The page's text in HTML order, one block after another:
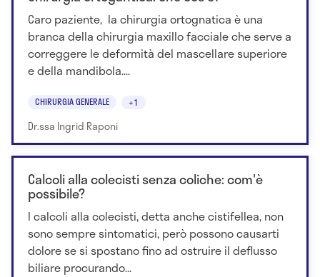
Caro paziente, la chirurgia ortognatica è una
branca della chirurgia maxillo facciale che serve a
correggere le deformità del mascellare superiore
e della mandibola....
CHIRURGIA GENERALE +1
Dr.ssa Ingrid Raponi
Calcoli alla colecisti senza coliche: com'è
possibile?
I calcoli alla colecisti, detta anche cistifellea, non
sono sempre sintomatici, però possono causarti
dolore se si spostano fino ad ostruire il deflusso
biliare procurando...